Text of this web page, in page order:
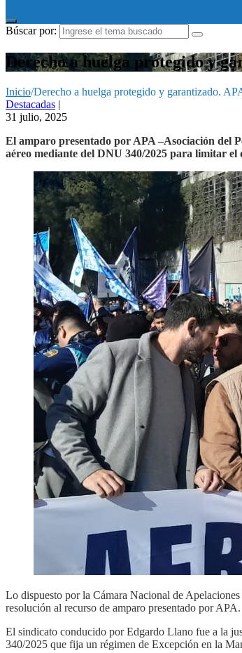
Búscar por:
Derecho a huelga protegido y
Inicio/Derecho a huelga protegido y garantizado.
Destacadas |
31 julio, 2025
El amparo presentado por APA –Asociación del
aéreo mediante del DNU 340/2025 para limitar el
Lo dispuesto por la Cámara Nacional de
resolución al recurso de amparo presentado por APA.
El sindicato conducido por Edgardo Llano fue a la
340/2025 que fija un régimen de Excepción en la